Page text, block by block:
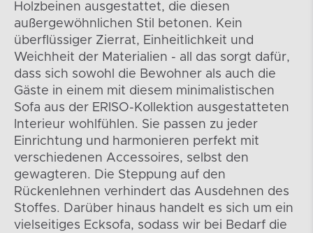
Holzbeinen ausgestattet, die diesen
außergewöhnlichen Stil betonen. Kein
überflüssiger Zierrat, Einheitlichkeit und
Weichheit der Materialien - all das sorgt dafür,
dass sich sowohl die Bewohner als auch die
Gäste in einem mit diesem minimalistischen
Sofa aus der ERISO-Kollektion ausgestatteten
Interieur wohlfühlen. Sie passen zu jeder
Einrichtung und harmonieren perfekt mit
verschiedenen Accessoires, selbst den
gewagteren. Die Steppung auf den
Rückenlehnen verhindert das Ausdehnen des
Stoffes. Darüber hinaus handelt es sich um ein
vielseitiges Ecksofa, sodass wir bei Bedarf die